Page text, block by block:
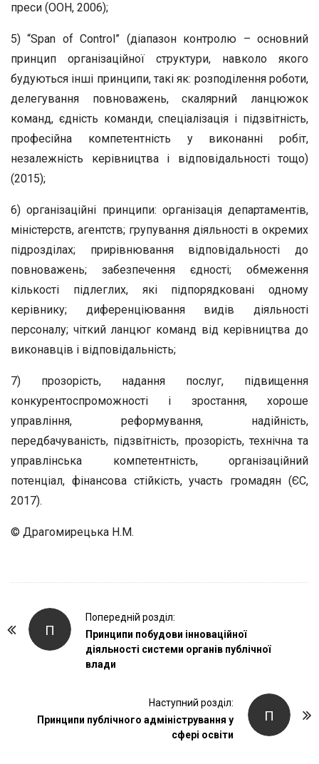
преси (ООН, 2006);
5) “Span of Control” (діапазон контролю – основний
принцип організаційної структури, навколо якого
будуються інші принципи, такі як: розподілення роботи,
делегування повноважень, скалярний ланцюжок
команд, єдність команди, спеціалізація і підзвітність,
професійна компетентність у виконанні робіт,
незалежність керівництва і відповідальності тощо)
(2015);
6) організаційні принципи: організація департаментів,
міністерств, агентств; групування діяльності в окремих
підрозділах; прирівнювання відповідальності до
повноважень; забезпечення єдності; обмеження
кількості підлеглих, які підпорядковані одному
керівнику; диференціювання видів діяльності
персоналу; чіткий ланцюг команд від керівництва до
виконавців і відповідальність;
7) прозорість, надання послуг, підвищення
конкурентоспроможності і зростання, хороше
управління, реформування, надійність,
передбачуваність, підзвітність, прозорість, технічна та
управлінська компетентність, організаційний
потенціал, фінансова стійкість, участь громадян (ЄС,
2017).
© Драгомирецька Н.М.
П
Попередній розділ:
Принципи побудови інноваційної
діяльності системи органів публічної
влади
П
Наступний розділ:
Принципи публічного адміністрування у
сфері освіти